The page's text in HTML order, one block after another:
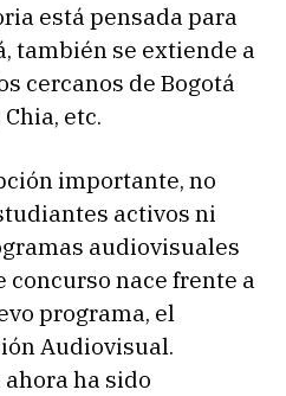
está pensada para
también se extiende a
cercanos de Bogotá
etc.
importante, no
activos ni
audiovisuales
concurso nace frente a
programa, el
Audiovisual.
ha sido